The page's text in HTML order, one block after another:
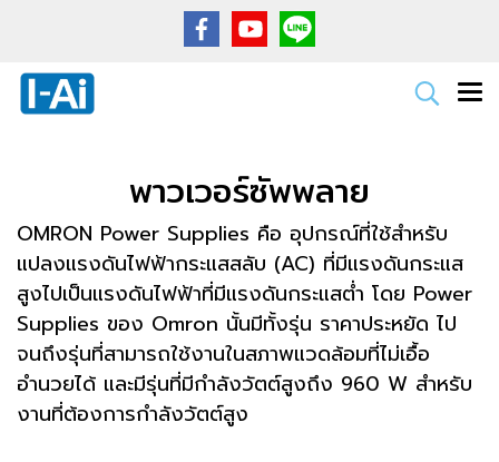
พาวเวอร์ซัพพลาย
OMRON Power Supplies คือ อุปกรณ์ที่ใช้สำหรับ
แปลงแรงดันไฟฟ้ากระแสสลับ (AC) ที่มีแรงดันกระแส
สูงไปเป็นแรงดันไฟฟ้าที่มีแรงดันกระแสต่ำ โดย Power
Supplies ของ Omron นั้นมีทั้งรุ่น ราคาประหยัด ไป
จนถึงรุ่นที่สามารถใช้งานในสภาพแวดล้อมที่ไม่เอื้อ
อำนวยได้ และมีรุ่นที่มีกำลังวัตต์สูงถึง 960 W สำหรับ
งานที่ต้องการกำลังวัตต์สูง